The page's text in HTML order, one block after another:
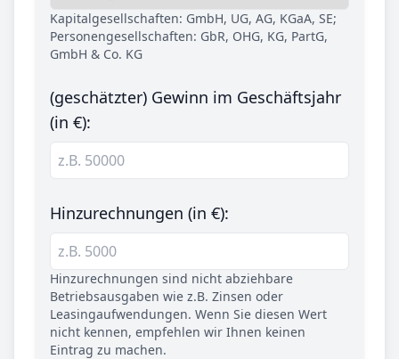
Kapitalgesellschaften: GmbH, UG, AG, KGaA, SE;
Personengesellschaften: GbR, OHG, KG, PartG,
GmbH & Co. KG
(geschätzter) Gewinn im Geschäftsjahr
(in €):
Hinzurechnungen (in €):
Hinzurechnungen sind nicht abziehbare
Betriebsausgaben wie z.B. Zinsen oder
Leasingaufwendungen. Wenn Sie diesen Wert
nicht kennen, empfehlen wir Ihnen keinen
Eintrag zu machen.